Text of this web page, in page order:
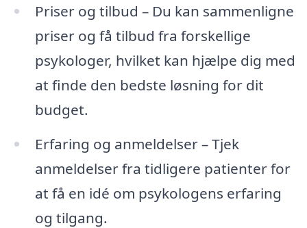
Priser og tilbud – Du kan sammenligne
priser og få tilbud fra forskellige
psykologer, hvilket kan hjælpe dig med
at finde den bedste løsning for dit
budget.
Erfaring og anmeldelser – Tjek
anmeldelser fra tidligere patienter for
at få en idé om psykologens erfaring
og tilgang.